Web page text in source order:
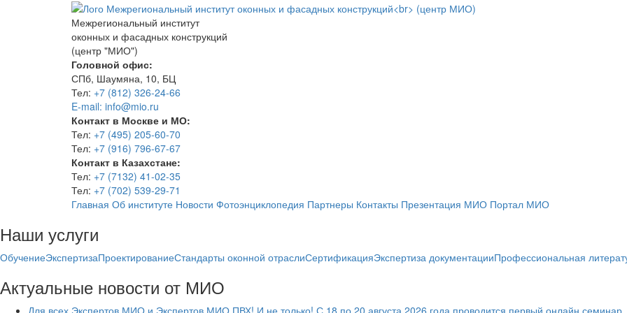
Межрегиональный институт
оконных и фасадных конструкций
(центр "МИО")
Головной офис:
СПб, Шаумяна, 10, БЦ
Тел: +7 (812) 326-24-66
E-mail: info@mio.ru
Контакт в Москве и МО:
Тел: +7 (495) 205-60-70
Тел: +7 (916) 796-67-67
Контакт в Казахстане:
Тел: +7 (7132) 41-02-35
Тел: +7 (702) 539-29-71
Главная Об институте Новости Фотоэнциклопедия Партнеры Контакты Презентация МИО Портал МИО
Наши услуги
ОбучениеЭкспертизаПроектированиеСтандарты оконной отраслиСертификацияЭкспертиза документацииПрофессиональная
Актуальные новости от МИО